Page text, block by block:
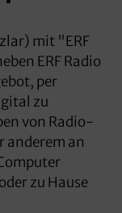
mit "ERF
ERF Radio
per
zu
von Radio-
anderem an
zu Hause